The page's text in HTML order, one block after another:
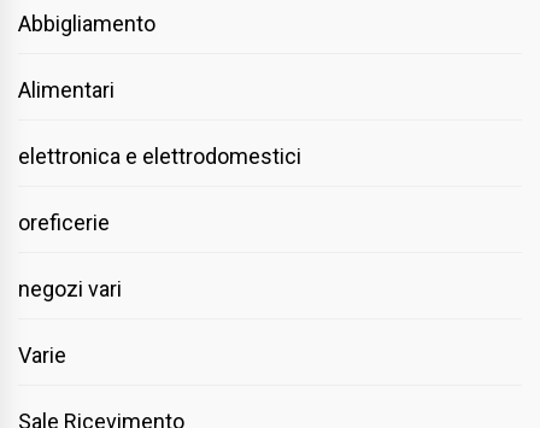
Abbigliamento
Alimentari
elettronica e elettrodomestici
oreficerie
negozi vari
Varie
Sale Ricevimento